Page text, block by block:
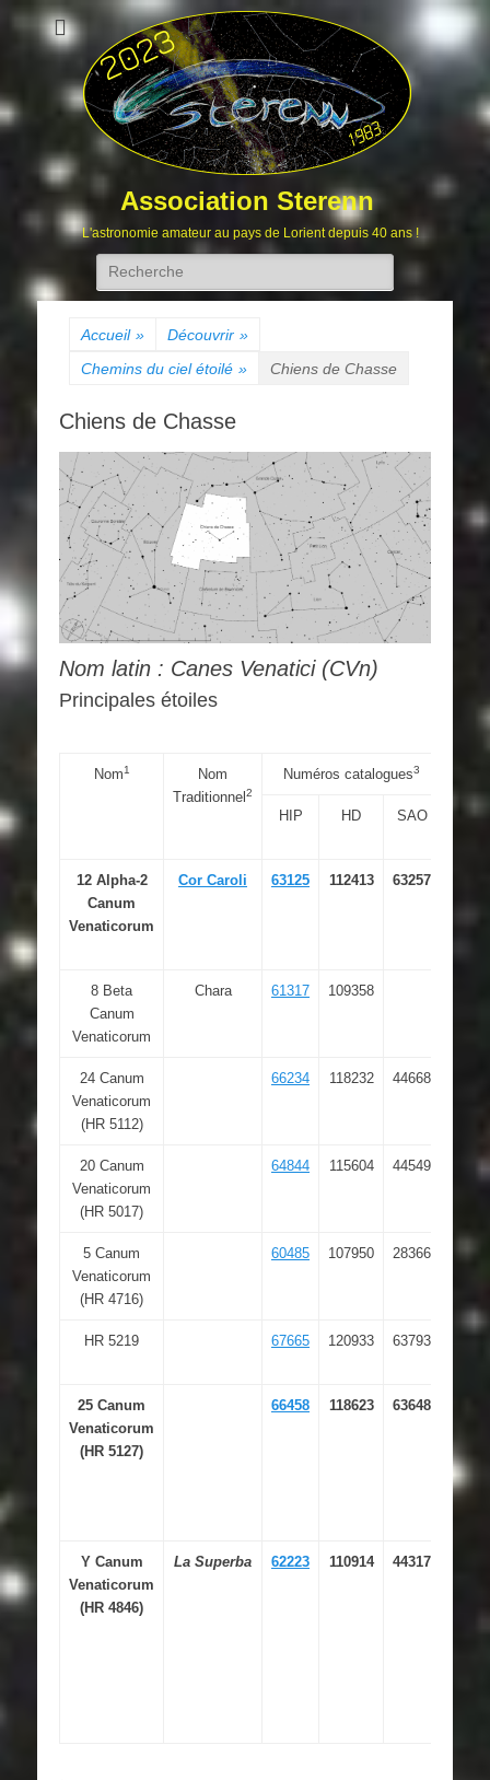
Association Sterenn
L'astronomie amateur au pays de Lorient depuis 40 ans !
Rechercher :
Accueil » Découvrir »
Chemins du ciel étoilé » Chiens de Chasse
Chiens de Chasse
Nom latin : Canes Venatici (CVn)
Principales étoiles
Nom1
Nom
Traditionnel 2
Numéros catalogues3
HIP HD SAO
12 Alpha-2
Canum
Venaticorum
Cor Caroli 63125 112413 63257
8 Beta
Canum
Venaticorum
Chara 61317 109358
24 Canum
Venaticorum
(HR 5112)
66234 118232 44668
20 Canum
Venaticorum
(HR 5017)
64844 115604 44549
13
5 Canum
Venaticorum
(HR 4716)
60485 107950 28366
12
HR 5219 67665 120933 63793
25 Canum
Venaticorum
(HR 5127)
66458 118623 63648
Y Canum
Venaticorum
(HR 4846)
La Superba 62223 110914 44317